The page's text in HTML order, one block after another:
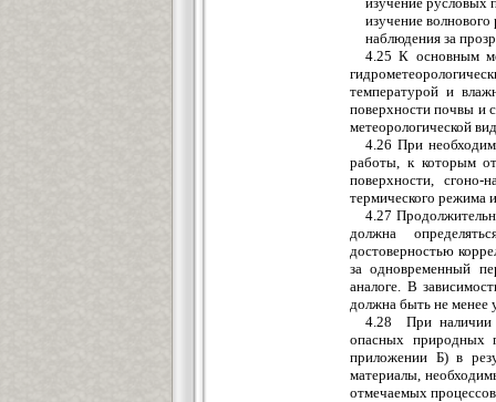
изучение
наблюдения за
4.25 К основным
температурой и
поверхности почвы и
метеорологической
4.26 При
работы, к которым
поверхности,
термического режима
4.27
должна
достоверностью
за одновременный
аналоге. В
должна быть не менее
4.28 При наличии
опасных природных
приложении Б) в
материалы,
отмечаемых